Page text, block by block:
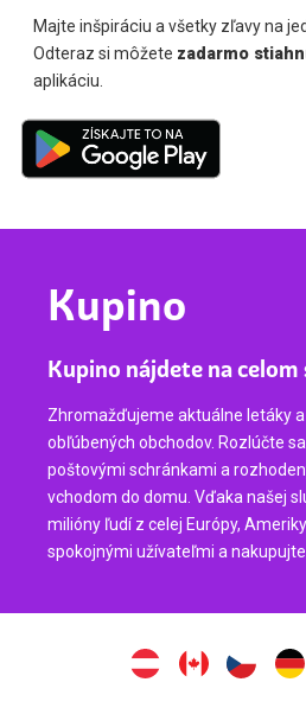
Majte inšpiráciu a všetky zľavy na
Odteraz si môžete zadarmo
aplikáciu.
Kupino
Kupino nájdete na celom
Zhromažďujeme aktuálne letáky
obľúbených obchodov. Rozlúčte
poštovými schránkami a
vchodom do domu. Vďaka našej
milióny ľudí z celej Európy,
spokojnými užívateľmi a